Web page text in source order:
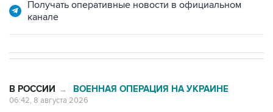
Получать оперативные новости в официальном
канале
В РОССИИ → ВОЕННАЯ ОПЕРАЦИЯ НА УКРАИНЕ
06:42, 8 августа 2026